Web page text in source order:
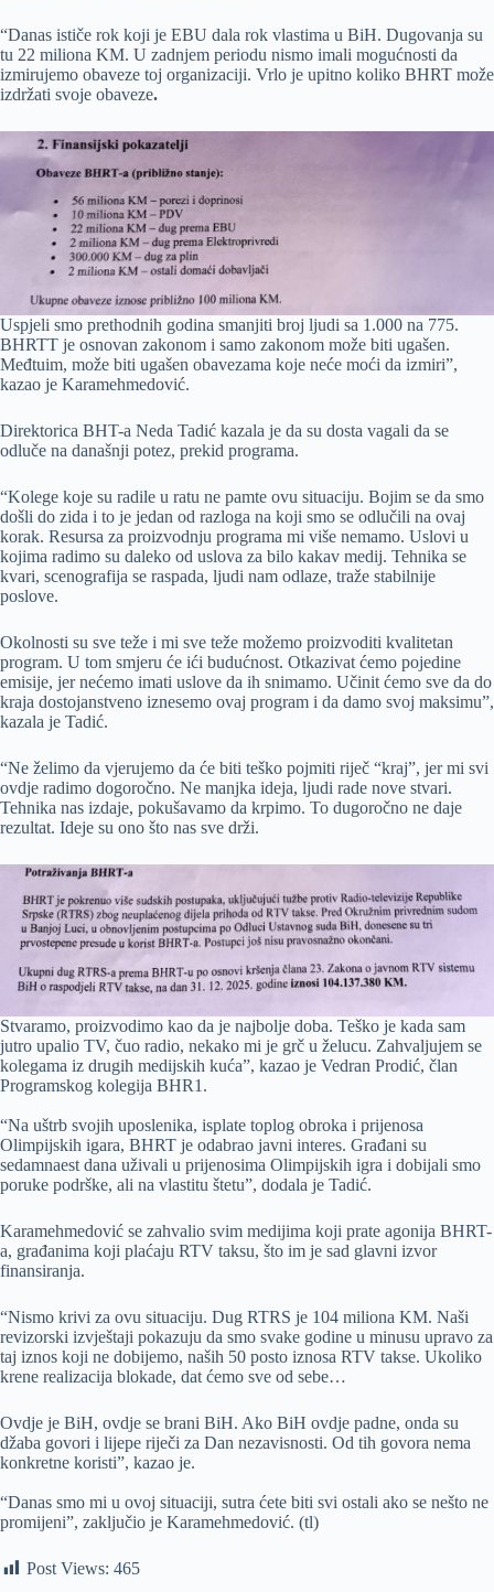
“Danas ističe rok koji je EBU dala rok vlastima u BiH. Dugovanja su
tu 22 miliona KM. U zadnjem periodu nismo imali mogućnosti da
izmirujemo obaveze toj organizaciji. Vrlo je upitno koliko BHRT može
izdržati svoje obaveze.
Uspjeli smo prethodnih godina smanjiti broj ljudi sa 1.000 na 775.
BHRTT je osnovan zakonom i samo zakonom može biti ugašen.
Međtuim, može biti ugašen obavezama koje neće moći da izmiri”,
kazao je Karamehmedović.
Direktorica BHT-a Neda Tadić kazala je da su dosta vagali da se
odluče na današnji potez, prekid programa.
“Kolege koje su radile u ratu ne pamte ovu situaciju. Bojim se da smo
došli do zida i to je jedan od razloga na koji smo se odlučili na ovaj
korak. Resursa za proizvodnju programa mi više nemamo. Uslovi u
kojima radimo su daleko od uslova za bilo kakav medij. Tehnika se
kvari, scenografija se raspada, ljudi nam odlaze, traže stabilnije
poslove.
Okolnosti su sve teže i mi sve teže možemo proizvoditi kvalitetan
program. U tom smjeru će ići budućnost. Otkazivat ćemo pojedine
emisije, jer nećemo imati uslove da ih snimamo. Učinit ćemo sve da do
kraja dostojanstveno iznesemo ovaj program i da damo svoj maksimu”,
kazala je Tadić.
“Ne želimo da vjerujemo da će biti teško pojmiti riječ “kraj”, jer mi svi
ovdje radimo dogoročno. Ne manjka ideja, ljudi rade nove stvari.
Tehnika nas izdaje, pokušavamo da krpimo. To dugoročno ne daje
rezultat. Ideje su ono što nas sve drži.
Stvaramo, proizvodimo kao da je najbolje doba. Teško je kada sam
jutro upalio TV, čuo radio, nekako mi je grč u želucu. Zahvaljujem se
kolegama iz drugih medijskih kuća”, kazao je Vedran Prodić, član
Programskog kolegija BHR1.
“Na uštrb svojih uposlenika, isplate toplog obroka i prijenosa
Olimpijskih igara, BHRT je odabrao javni interes. Građani su
sedamnaest dana uživali u prijenosima Olimpijskih igra i dobijali smo
poruke podrške, ali na vlastitu štetu”, dodala je Tadić.
Karamehmedović se zahvalio svim medijima koji prate agonija BHRT-
a, građanima koji plaćaju RTV taksu, što im je sad glavni izvor
finansiranja.
“Nismo krivi za ovu situaciju. Dug RTRS je 104 miliona KM. Naši
revizorski izvještaji pokazuju da smo svake godine u minusu upravo za
taj iznos koji ne dobijemo, naših 50 posto iznosa RTV takse. Ukoliko
krene realizacija blokade, dat ćemo sve od sebe…
Ovdje je BiH, ovdje se brani BiH. Ako BiH ovdje padne, onda su
džaba govori i lijepe riječi za Dan nezavisnosti. Od tih govora nema
konkretne koristi”, kazao je.
“Danas smo mi u ovoj situaciji, sutra ćete biti svi ostali ako se nešto ne
promijeni”, zaključio je Karamehmedović. (tl)
Post Views: 465